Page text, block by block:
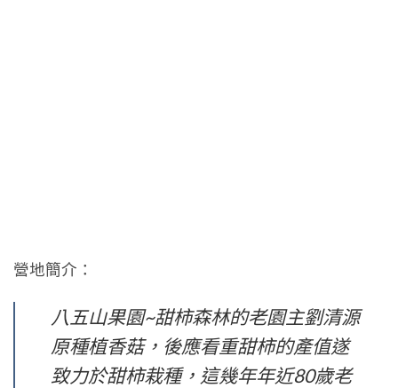
營地簡介：
八五山果園~甜柿森林的老園主劉清源
原種植香菇，後應看重甜柿的產值遂
致力於甜柿栽種，這幾年年近80歲老